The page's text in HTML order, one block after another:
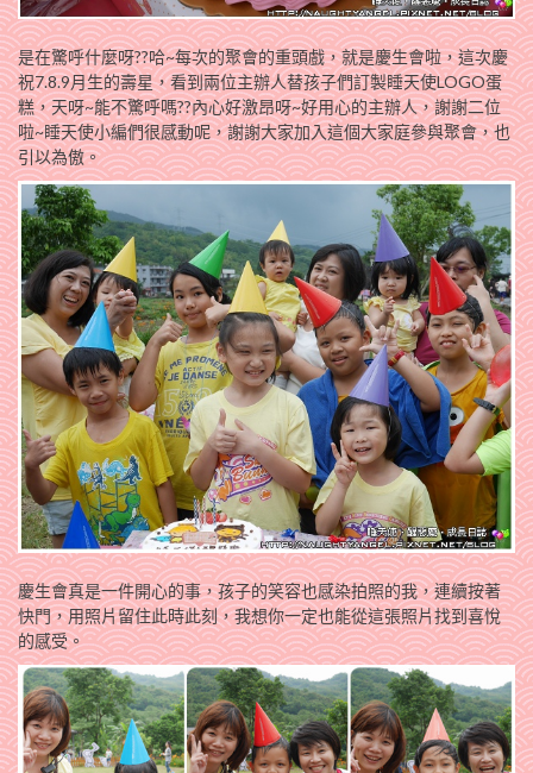
是在驚呼什麼呀??哈~每次的聚會的重頭戲，就是慶生會啦，這次慶
祝7.8.9月生的壽星，看到兩位主辦人替孩子們訂製睡天使LOGO蛋
糕，天呀~能不驚呼嗎??內心好激昂呀~好用心的主辦人，謝謝二位
啦~睡天使小編們很感動呢，謝謝大家加入這個大家庭參與聚會，也
引以為傲。
慶生會真是一件開心的事，孩子的笑容也感染拍照的我，連續按著
快門，用照片留住此時此刻，我想你一定也能從這張照片找到喜悅
的感受。